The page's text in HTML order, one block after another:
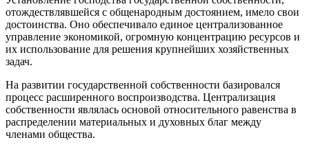
отождествлявшейся с общенародным достоянием, имело свои
достоинства. Оно обеспечивало единое централизованное
управление экономикой, огромную концентрацию ресурсов и
их использование для решения крупнейших хозяйственных
задач.
На развитии государственной собственности базировался
процесс расширенного воспроизводства. Централизация
собственности являлась основой относительного равенства в
распределении материальных и духовных благ между
членами общества.